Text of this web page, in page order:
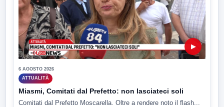
▶
6 AGOSTO 2026
ATTUALITÀ
Miasmi, Comitati dal Prefetto: non lasciateci soli
Comitati dal Prefetto Moscarella. Oltre a rendere noto il flash...